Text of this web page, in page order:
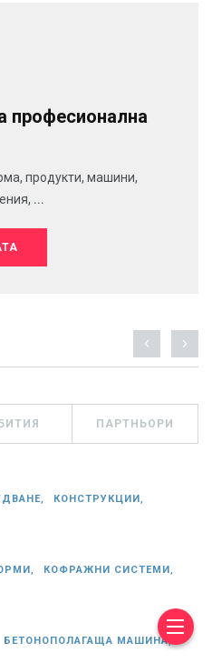
професионална
продукти, машини,
...
ПАРТНЬОРИ
КОНСТРУКЦИИ,
КОФРАЖНИ СИСТЕМИ,
БЕТОНОПОЛАГАЩА МАШИНА,